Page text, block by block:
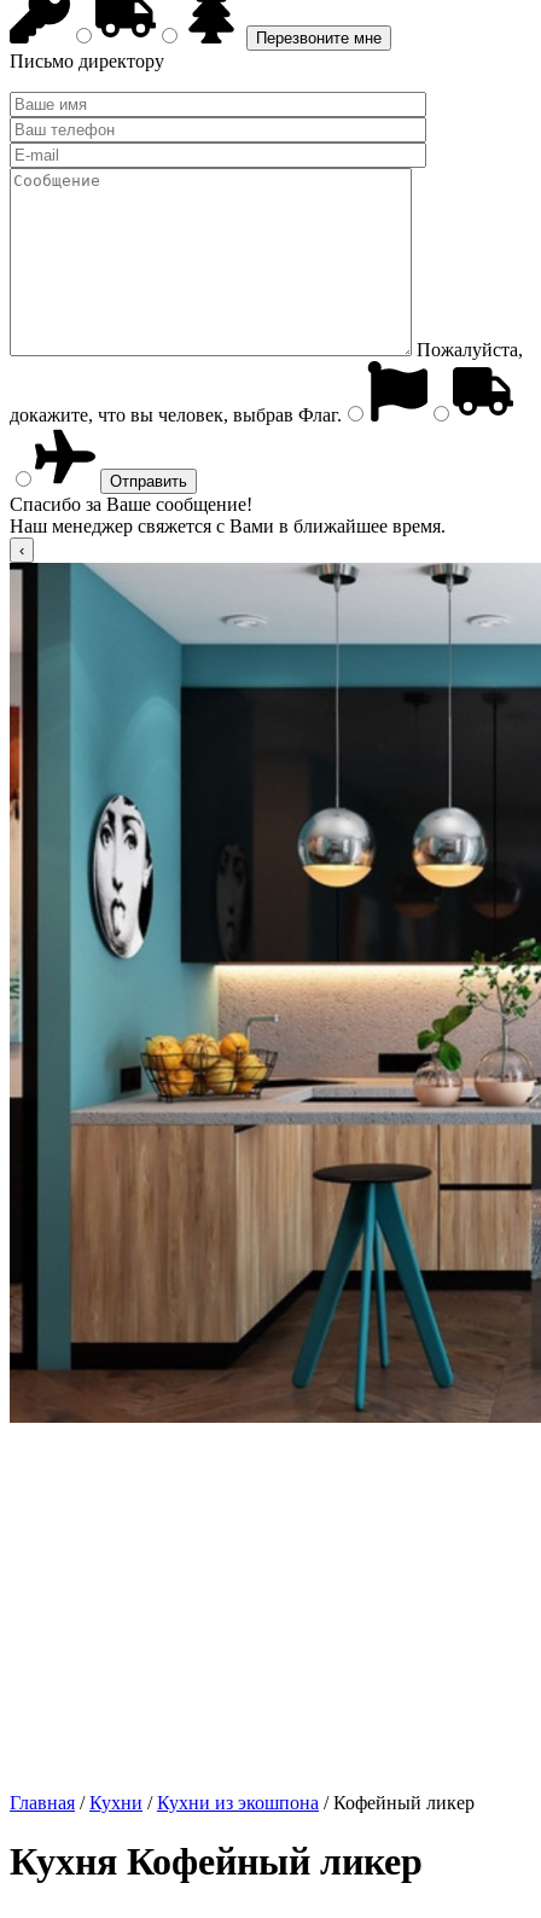
Письмо директору
Пожалуйста,
докажите, что вы человек, выбрав Флаг.
Спасибо за Ваше сообщение!
Наш менеджер свяжется с Вами в ближайшее время.
Главная /Кухни /Кухни из экошпона / Кофейный ликер
Кухня Кофейный ликер